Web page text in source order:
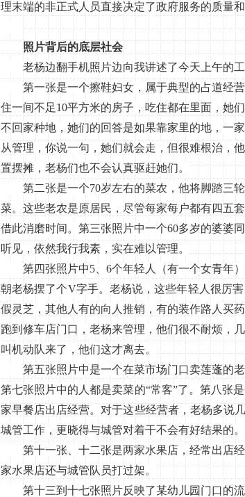
理末端的非正式人员直接决定了政府服务的质量和
照片背后的底层社会
老杨边翻手机照片边向我讲述了今天上午的工
第一张是一个擦鞋妇女，属于典型的占道经营
住一间不足10平方米的房子，吃住都在里面，她
不回家种地，她们的回答是如果靠家里的地，一
从管理，你说一句，她们就会走，但很难根治，
置摆摊，老杨们也不会认真驱赶她们。
第二张是一个70岁左右的菜农，他将脚踏三轮
菜。这些老农是原居民，尽管每家每户都有四五
借此消磨时间。第三张照片中一个60多岁的婆婆
听见，依然我行我素，实在难以管理。
第四张照片中5、6个年轻人（有一个女青年）
朝老杨摆了个V字手。老杨说，这些年轻人很厉
假灵芝，其他人有的向人推销，有的装作路人买
跑到修车店门口，老杨来管理，他们很不耐烦，
叫机动队来了，他们这才离去。
第五张照片中是一个在菜市场门口卖莲蓬的老
第七张照片中的人都是卖菜的“常客”了。第八张
家早餐店出店经营。对于这些经营者，老杨多说
城管工作，更晓得与城管对着干不会有好结果的。
第十一张、十二张是两家水果店，经常出店经
家水果店还与城管队员打过架。
第十三到十七张照片反映了某幼儿园门口的流